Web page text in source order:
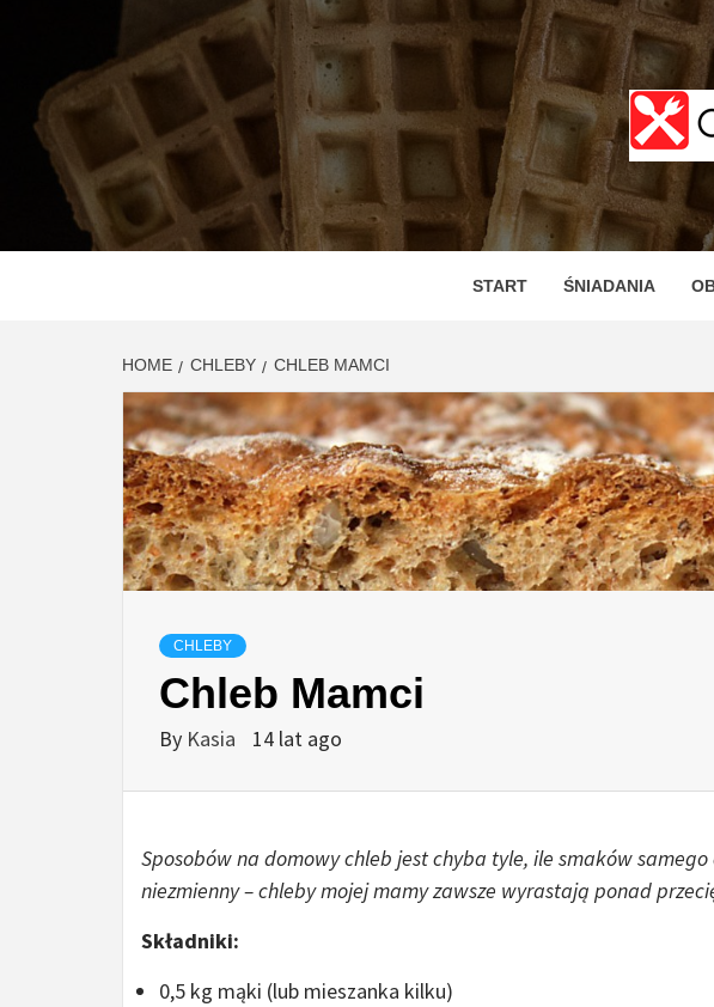
START ŚNIADANIA
HOME CHLEBY CHLEB MAMCI
CHLEBY
Chleb Mamci
By Kasia 14 lat ago
Sposobów na domowy chleb jest chyba tyle, ile smaków
niezmienny – chleby mojej mamy zawsze wyrastają ponad
Składniki:
0,5 kg mąki (lub mieszanka kilku)